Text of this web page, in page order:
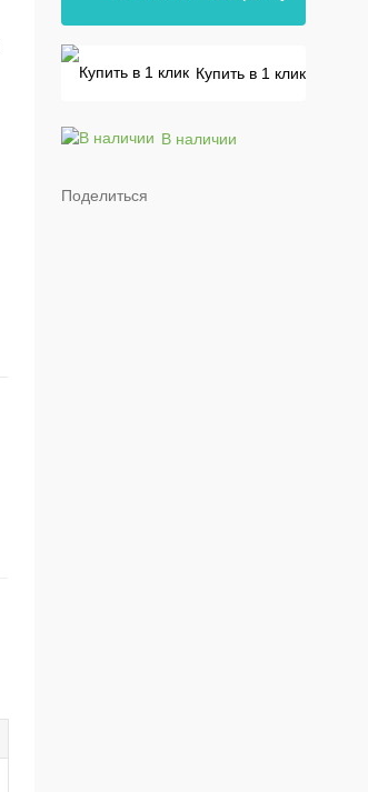
Купить в 1 клик
В наличии
Поделиться